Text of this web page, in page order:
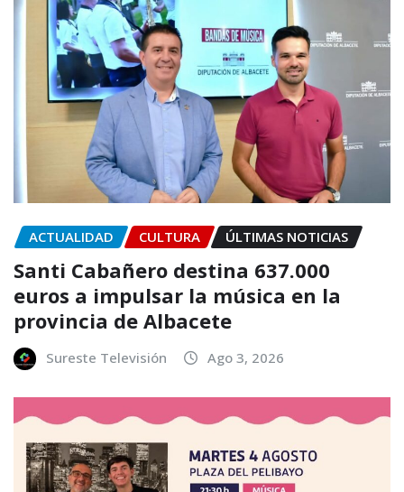
ACTUALIDAD CULTURA ÚLTIMAS NOTICIAS
Santi Cabañero destina 637.000
euros a impulsar la música en la
provincia de Albacete
Sureste Televisión Ago 3, 2026